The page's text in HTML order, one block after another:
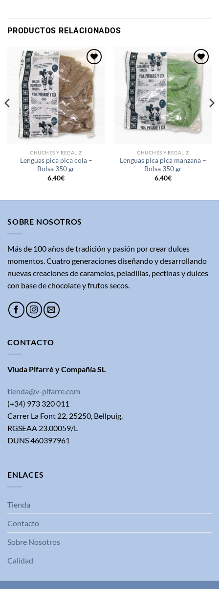
PRODUCTOS RELACIONADOS
Añadir
a la
lista de
deseos
CHUCHES Y REGALIZ
Lenguas pica pica cola –
Bolsa 350 gr
6,40€
Añadir
a la
lista de
deseos
CHUCHES Y REGALIZ
Lenguas pica pica manzana –
Bolsa 350 gr
6,40€
SOBRE NOSOTROS
Más de 100 años de tradición y pasión por crear dulces
momentos. Cuatro generaciones diseñando y desarrollando
nuevas creaciones de caramelos, peladillas, pectinas y dulces
con base de chocolate y frutos secos.
CONTACTO
Viuda Pifarré y Compañía SL
tienda@v-pifarre.com
(+34) 973 320 011
Carrer La Font 22, 25250, Bellpuig.
RGSEAA 23.00059/L
DUNS 460397961
ENLACES
Tienda
Contacto
Sobre Nosotros
Calidad